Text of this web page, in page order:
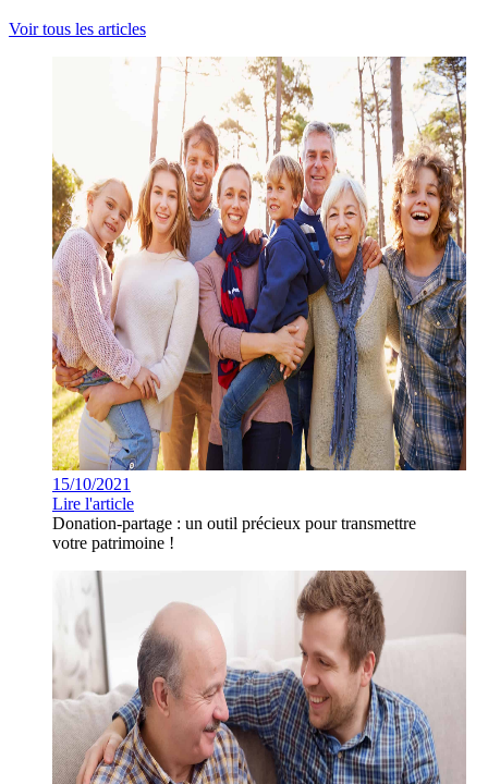
Voir tous les articles
15/10/2021
Lire l'article
Donation-partage : un outil précieux pour transmettre
votre patrimoine !